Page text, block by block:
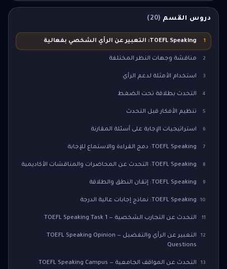
دروس القسم (
20
)
1 TOEFL Speaking: التعبير عن الرأي الشخصي بفعالية
2 مناقشة وجهات النظر المختلفة
3 استخدام الأمثلة لدعم الرأي
4 التحدث بطلاقة تحت الضغط
5 تنظيم الأفكار قبل التحدث
6 استراتيجيات الإجابة على أسئلة المقارنة
7 TOEFL Speaking: دمج القراءة والاستماع للإجابة
8 TOEFL Speaking: التحدث عن المحاضرات والمناقشات الأكاديمية
9 TOEFL Speaking: إتقان النطق والطلاقة
10 TOEFL Speaking: نماذج إجابات عالية الدرجة
11 التحدث عن التجارب الشخصية — TOEFL Speaking Task 1
12
التعبير عن الرأي والتفضيل — TOEFL Speaking Opinion
Questions
13
التحدث عن المواقف الجامعية — TOEFL Speaking Campus